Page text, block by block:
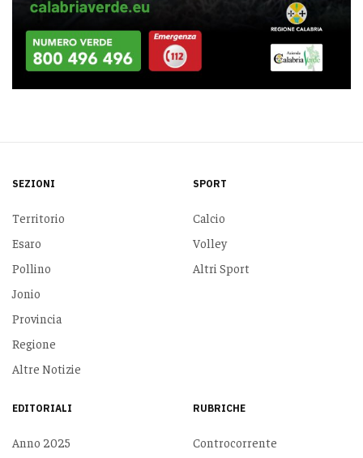
SEZIONI
Territorio
Esaro
Pollino
Jonio
Provincia
Regione
Altre Notizie
SPORT
Calcio
Volley
Altri Sport
EDITORIALI
Anno 2025
RUBRICHE
Controcorrente